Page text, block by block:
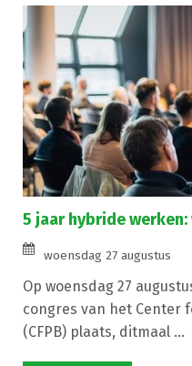
5 jaar hybride
woensdag 27 augustus
Op woensdag 27
congres van het Center
(CFPB) plaats, ditmaal ...